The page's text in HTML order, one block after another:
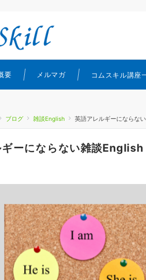
要 メルマガ コムスキル講座
ブログ 雑談English 英語アレルギーにならな
ーにならない雑談English